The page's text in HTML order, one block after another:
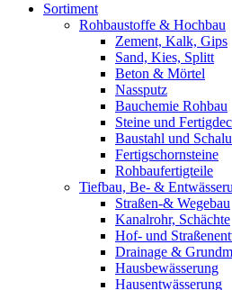
Sortiment
Rohbaustoffe & Hochbau
Zement, Kalk, Gips
Sand, Kies, Splitt
Beton & Mörtel
Nassputz
Bauchemie Rohbau
Steine und
Baustahl und
Fertigschornsteine
Rohbaufertigteile
Tiefbau, Be- &
Straßen-& Wegebau
Kanalrohr, Schächte
Hof- und
Drainage &
Hausbewässerung
Hausentwässerung